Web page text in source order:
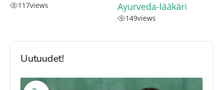
117views
Ayurveda-lääkäri
149views
Uutuudet!